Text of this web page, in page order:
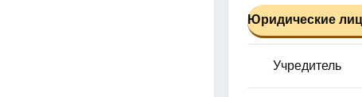
Юридические
Учредитель